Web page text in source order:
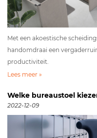
Met een akoestische
handomdraai een
productiviteit.
Lees meer »
Welke bureaustoel
2022-12-09